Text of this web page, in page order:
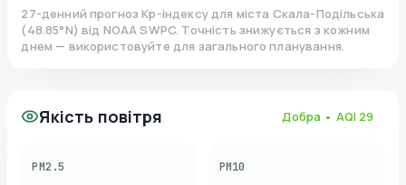
27-денний прогноз Kp-індексу для міста Скала-Подільська
(48.85°N)від NOAA SWPC. Точність знижується з кожним
днем — використовуйте для загального планування.
Якість повітря Добра • AQI 29
PM2.5 PM10